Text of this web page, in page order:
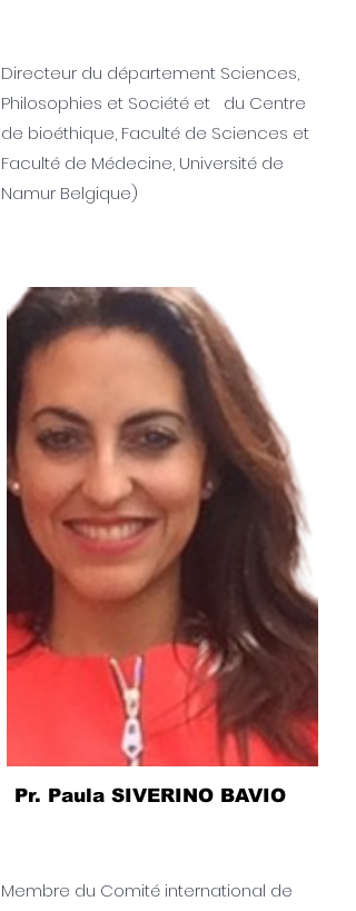
Directeur du département Sciences,
Philosophies et Société et du Centre
de bioéthique, Faculté de Sciences et
Faculté de Médecine, Université de
Namur Belgique)
Pr. Paula SIVERINO BAVIO
Membre du Comité international de